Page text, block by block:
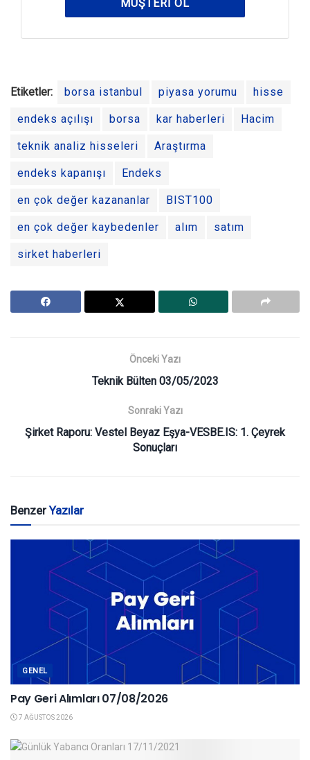
MÜŞTERI OL
Etiketler: borsa istanbul piyasa yorumu hisse
endeks açılışı borsa kar haberleri Hacim
teknik analiz hisseleri Araştırma
endeks kapanışı Endeks
en çok değer kazananlar BIST100
en çok değer kaybedenler alım satım
sirket haberleri
Önceki Yazı
Teknik Bülten 03/05/2023
Sonraki Yazı
Şirket Raporu: Vestel Beyaz Eşya-VESBE.IS: 1. Çeyrek
Sonuçları
BenzerYazılar
GENEL
Pay Geri Alımları 07/08/2026
7 AĞUSTOS 2026